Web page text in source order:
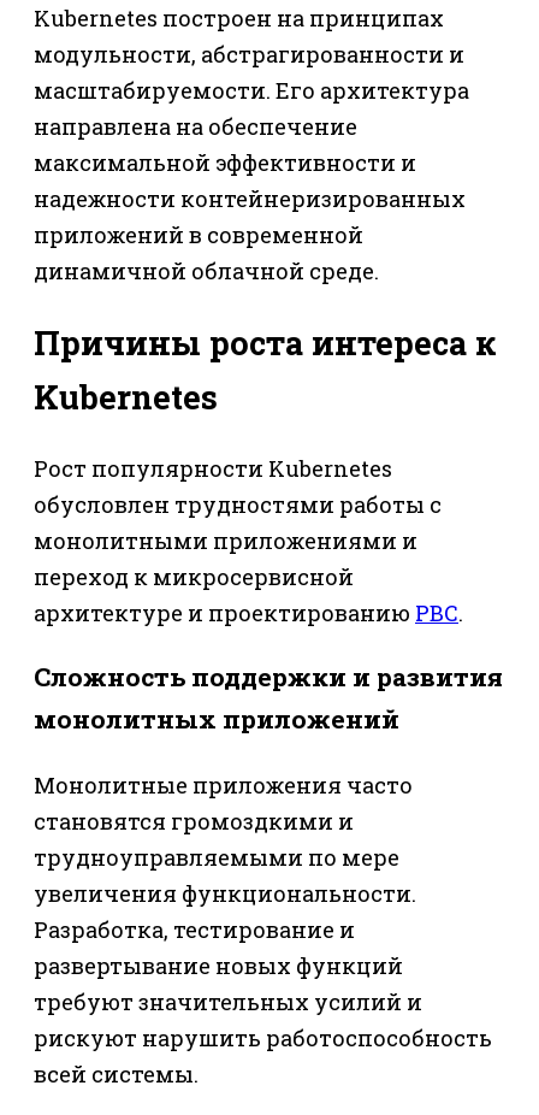
Kubernetes построен на принципах
модульности, абстрагированности и
масштабируемости. Его архитектура
направлена на обеспечение
максимальной эффективности и
надежности контейнеризированных
приложений в современной
динамичной облачной среде.
Причины роста интереса к
Kubernetes
Рост популярности Kubernetes
обусловлен трудностями работы с
монолитными приложениями и
переход к микросервисной
архитектуре и проектированию PBC.
Сложность поддержки и развития
монолитных приложений
Монолитные приложения часто
становятся громоздкими и
трудноуправляемыми по мере
увеличения функциональности.
Разработка, тестирование и
развертывание новых функций
требуют значительных усилий и
рискуют нарушить работоспособность
всей системы.